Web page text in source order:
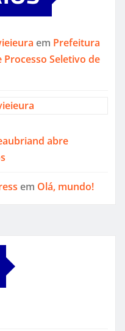
em Prefeitura
Seletivo de
abre
em Olá, mundo!